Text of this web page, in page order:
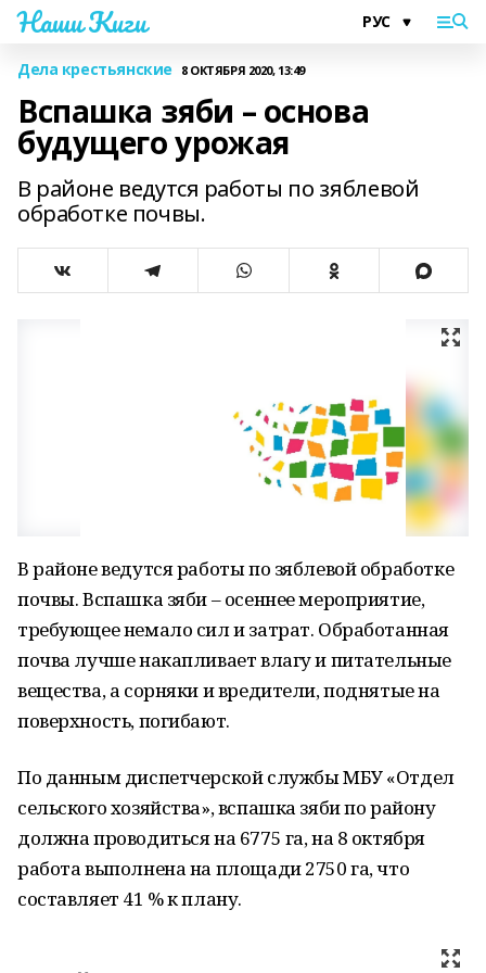
Наши Киги
Дела крестьянские 8 ОКТЯБРЯ 2020, 13:49
Вспашка зяби – основа
будущего урожая
В районе ведутся работы по зяблевой
обработке почвы.
В районе ведутся работы по зяблевой обработке
почвы. Вспашка зяби – осеннее мероприятие,
требующее немало сил и затрат. Обработанная
почва лучше накапливает влагу и питательные
вещества, а сорняки и вредители, поднятые на
поверхность, погибают.
По данным диспетчерской службы МБУ «Отдел
сельского хозяйства», вспашка зяби по району
должна проводиться на 6775 га, на 8 октября
работа выполнена на площади 2750 га, что
составляет 41 % к плану.